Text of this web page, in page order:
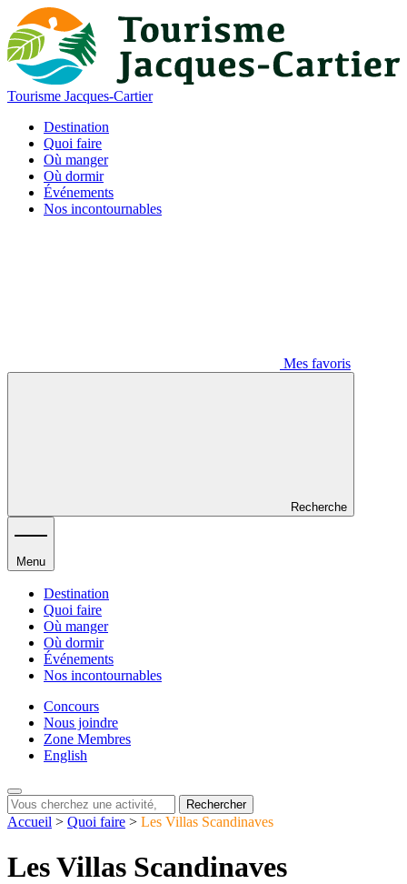
Tourisme Jacques-Cartier
Destination
Quoi faire
Où manger
Où dormir
Événements
Nos incontournables
Mes favoris
Recherche
Menu
Destination
Quoi faire
Où manger
Où dormir
Événements
Nos incontournables
Concours
Nous joindre
Zone Membres
English
Rechercher
Accueil > Quoi faire > Les Villas Scandinaves
Les Villas Scandinaves